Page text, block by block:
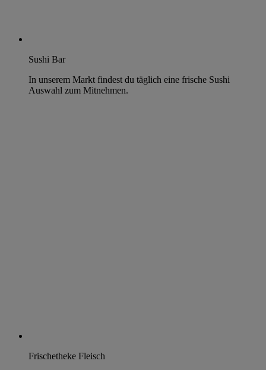
Sushi Bar
In unserem Markt findest du täglich eine frische Sushi
Auswahl zum Mitnehmen.
Frischetheke Fleisch